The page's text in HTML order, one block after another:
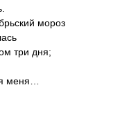
мороз
три дня;
меня…